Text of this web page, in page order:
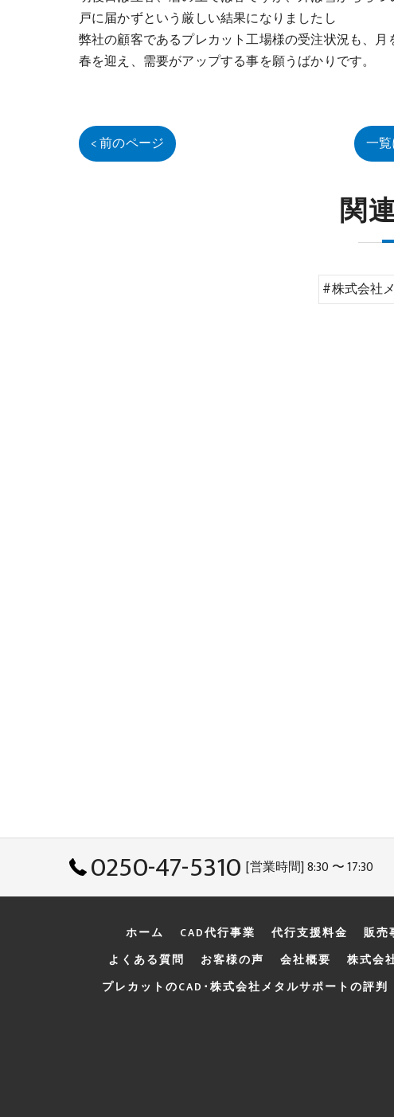
戸に届かずという厳しい結果になりましたし
弊社の顧客であるプレカット工場様の受注状況も、
春を迎え、需要がアップする事を願うばかりです。
< 前のページ 一
関
#株式会社
0250-47-5310 [営業時間] 8:30 〜 17:30
ホーム CAD代行事業 代行支援料金 販売
よくある質問
お客様の声 会社概要 株式会
プレカットのCAD･株式会社メタルサポートの評判